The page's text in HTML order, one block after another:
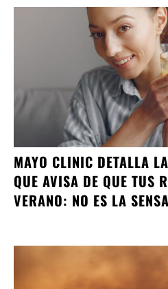
MAYO CLINIC DETALLA
QUE AVISA DE QUE TUS
VERANO: NO ES LA